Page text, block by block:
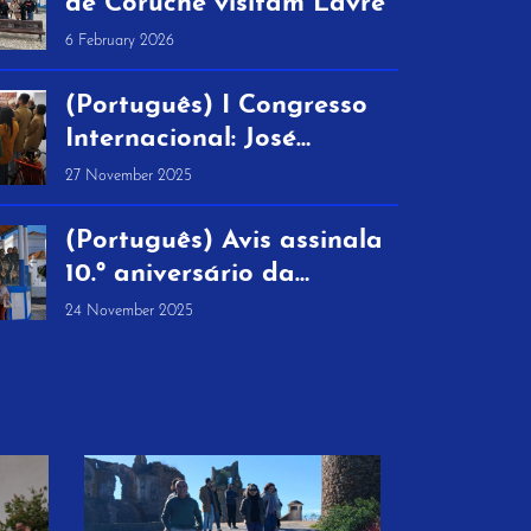
6 February 2026
(Português) I Congresso
Internacional: José
Saramago, do Berço à
Universalidade traz a
Montemor-o-Novo um
conjunto de
investigadores
27 November 2025
(Português) Avis assinala
10.º aniversário da
Biblioteca Municipal José
24 November 2025